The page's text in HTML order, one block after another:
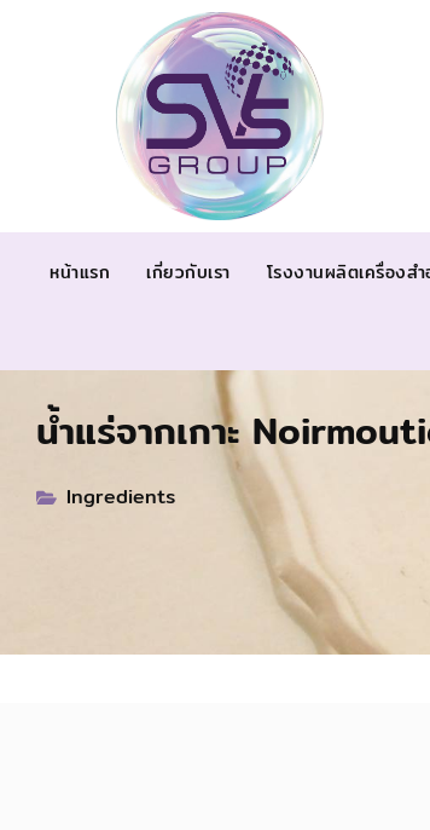
หน้าแรก เกี่ยวกับเรา โรงงานผลิตเครื่องสำ
น้ำแร่จากเกาะ
Ingredients